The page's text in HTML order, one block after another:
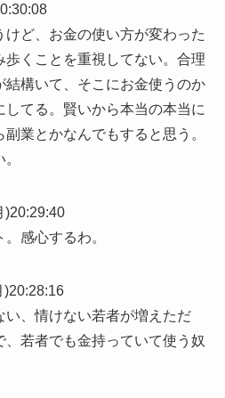
ど、お金の使い方が変わった
歩くことを重視してない。合理
結構いて、そこにお金使うのか
てる。賢いから本当の本当に
業とかなんでもすると思う。
)20:29:40
感心するわ。
)20:28:16
い、情けない若者が増えただ
若者でも金持っていて使う奴